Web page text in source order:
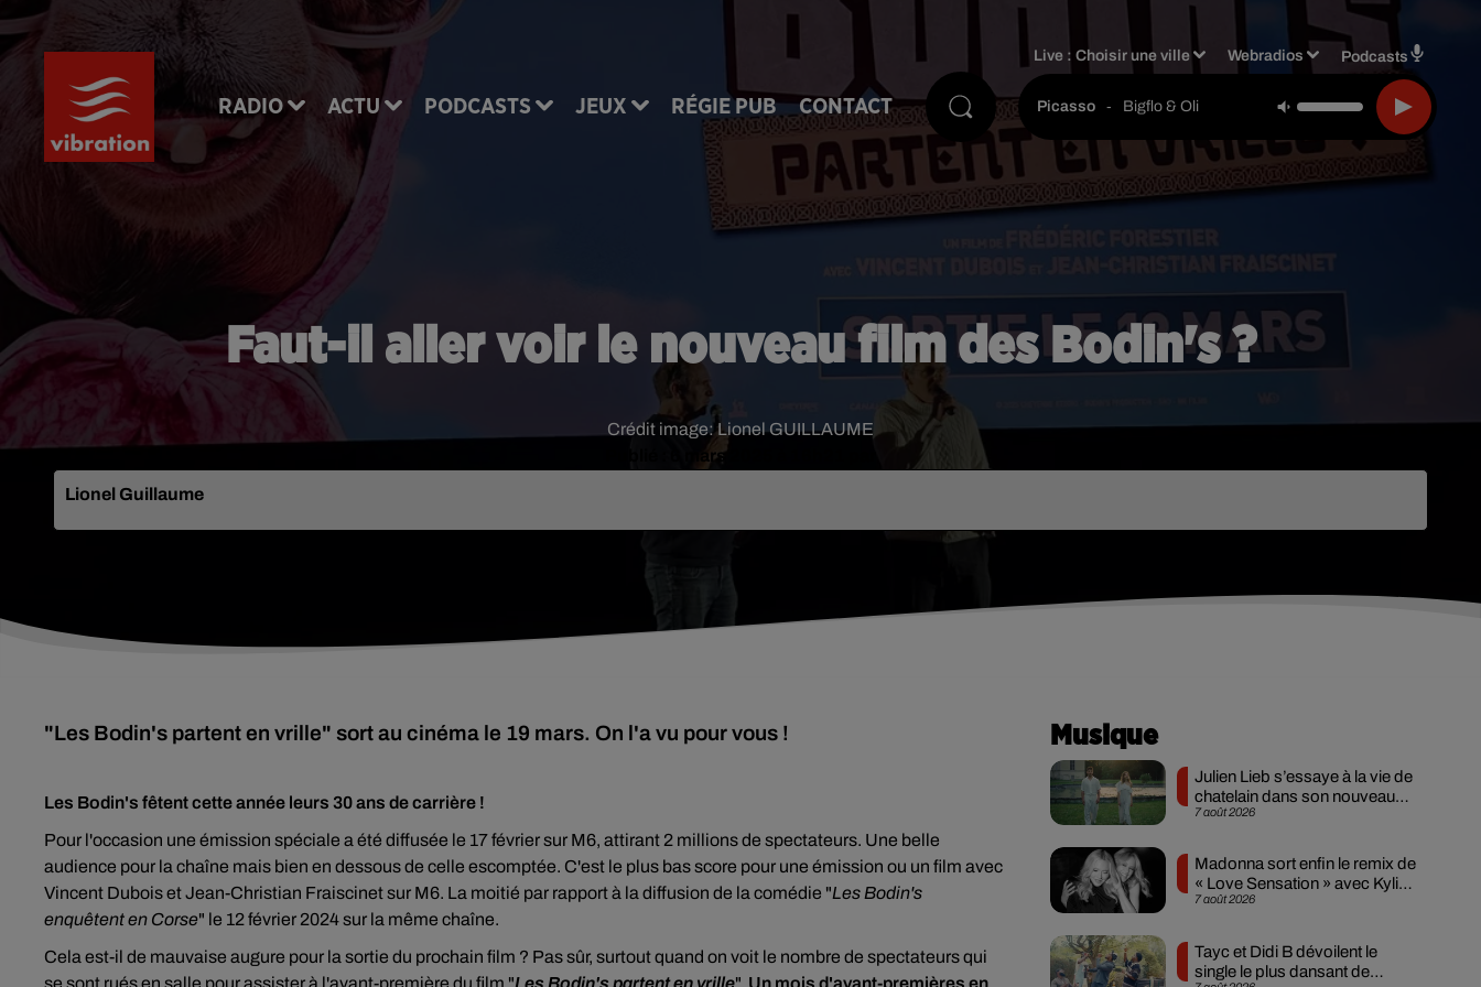
RADIO ACTU PODCASTS JEUX RÉGIE PUB CONTACT
Live :Choisir une ville Webradios Podcasts
Picasso - Bigflo & Oli
Faut-il aller voir le nouveau film des Bodin's ?
Publié : 6 mars 2025 à 16h21 par
Lionel Guillaume
Crédit image:Lionel GUILLAUME
"Les Bodin's partent en vrille" sort au cinéma le 19 mars. On l'a vu pour vous !
Les Bodin's fêtent cette année leurs 30 ans de carrière !
Pour l'occasion une émission spéciale a été diffusée le 17 février sur M6, attirant 2 millions de spectateurs. Une belle
audience pour la chaîne mais bien en dessous de celle escomptée. C'est le plus bas score pour une émission ou un film avec
Vincent Dubois et Jean-Christian Fraiscinet sur M6. La moitié par rapport à la diffusion de la comédie "Les Bodin's
enquêtent en Corse" le 12 février 2024 sur la même chaîne.
Cela est-il de mauvaise augure pour la sortie du prochain film ? Pas sûr, surtout quand on voit le nombre de spectateurs qui
se sont rués en salle pour assister à l'avant-première du film "Les Bodin's partent en vrille". Un mois d'avant-premières en
Musique
7 août 2026
Julien Lieb s’essaye à la vie de
chatelain dans son nouveau
clip
7 août 2026
Madonna sort enfin le remix de
« Love Sensation » avec Kylie
Minogue
Tayc et Didi B dévoilent le
single le plus dansant de